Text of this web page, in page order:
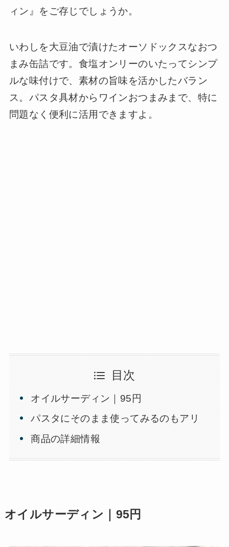
ィン』をご存じでしょうか。
いわしを大豆油で漬けたオーソドックスなおつ
まみ缶詰です。食塩オンリーのいたってシンプ
ルな味付けで、素材の旨味を活かしたバラン
ス。パスタ具材からワインおつまみまで、特に
問題なく便利に活用できますよ。
目次
オイルサーディン｜95円
パスタにそのまま使ってみるのもアリ
商品の詳細情報
オイルサーディン｜95円